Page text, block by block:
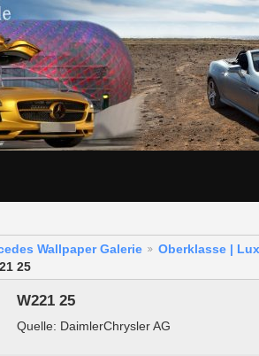
Wallpaper Galerie
Oberklasse |
25
W221 25
Quelle: DaimlerChrysler AG